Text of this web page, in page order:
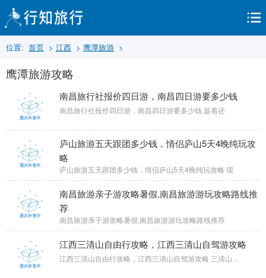
位置: 首页 > 江西 > 鹰潭旅游 >
鹰潭旅游攻略
南昌旅行社报价四日游，南昌四日游要多少钱
南昌旅行社报价四日游，南昌四日游要多少钱 趁着还
庐山旅游五天跟团多少钱，情侣庐山5天4晚纯玩攻
略
庐山旅游五天跟团多少钱，情侣庐山5天4晚纯玩攻略 现
南昌旅游亲子游攻略暑假,南昌旅游游玩攻略路线推
荐
南昌旅游亲子游攻略暑假,南昌旅游游玩攻略路线推荐
江西三清山自由行攻略，江西三清山自驾游攻略
江西三清山自由行攻略，江西三清山自驾游攻略 三清山，